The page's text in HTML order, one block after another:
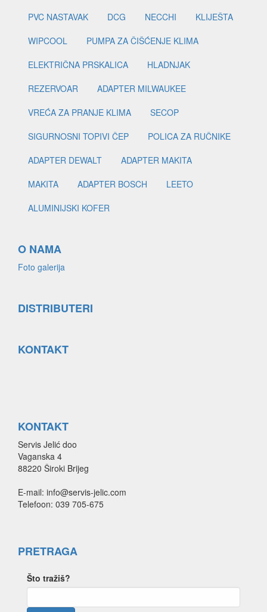
PVC NASTAVAK
DCG NECCHI
KLIJEŠTA
WIPCOOL
PUMPA ZA ČIŠĆENJE KLIMA
ELEKTRIČNA PRSKALICA
HLADNJAK
REZERVOAR
ADAPTER MILWAUKEE
VREĆA ZA PRANJE KLIMA
SECOP
SIGURNOSNI TOPIVI ČEP
POLICA ZA RUČNIKE
ADAPTER DEWALT
ADAPTER MAKITA
MAKITA
ADAPTER BOSCH
LEETO
ALUMINIJSKI KOFER
O NAMA
Foto galerija
DISTRIBUTERI
KONTAKT
KONTAKT
Servis Jelić doo
Vaganska 4
88220 Široki Brijeg
E-mail: info@servis-jelic.com
Telefoon: 039 705-675
PRETRAGA
Što tražiš?